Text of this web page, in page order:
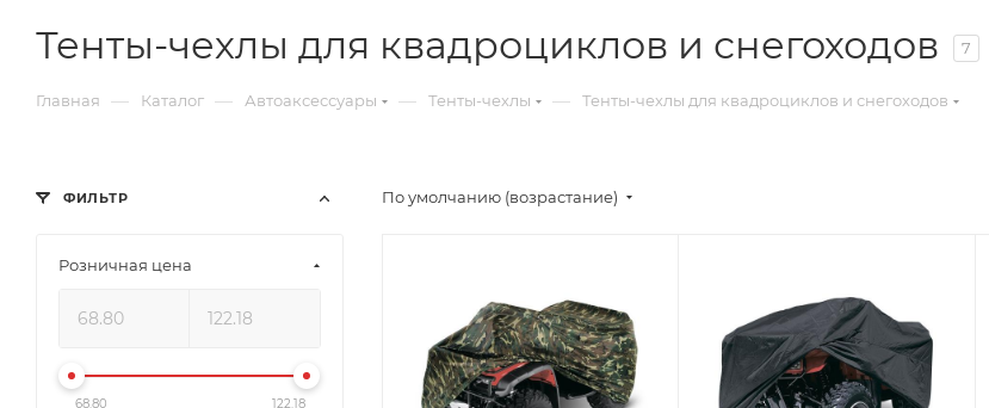
Тенты-чехлы для квадроциклов и снегоходов 7
Главная — Каталог — Автоаксессуары — Тенты-чехлы — Тенты-чехлы для квадроциклов и снегоходов
По умолчанию (возрастание)
ФИЛЬТР
Розничная цена
68.80 122.18